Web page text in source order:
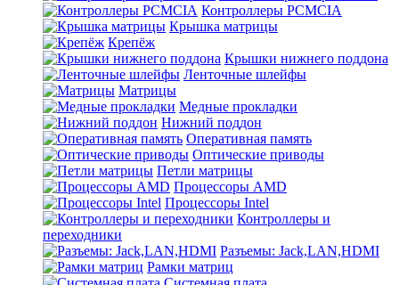
Контроллеры PCMCIA
Крышка матрицы
Крепёж
Крышки нижнего поддона
Ленточные шлейфы
Матрицы
Медные прокладки
Нижний поддон
Оперативная память
Оптические приводы
Петли матрицы
Процессоры AMD
Процессоры Intel
Контроллеры и
переходники
Разъемы: Jack,LAN,HDMI
Рамки матриц